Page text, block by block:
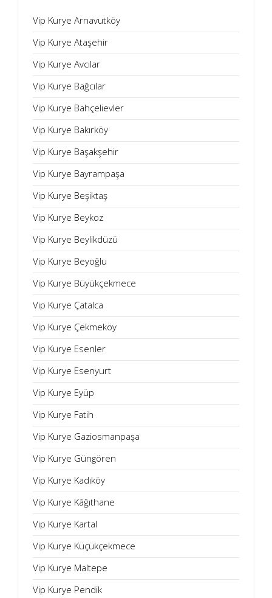
Vip Kurye Arnavutköy
Vip Kurye Ataşehir
Vip Kurye Avcılar
Vip Kurye Bağcılar
Vip Kurye Bahçelievler
Vip Kurye Bakırköy
Vip Kurye Başakşehir
Vip Kurye Bayrampaşa
Vip Kurye Beşiktaş
Vip Kurye Beykoz
Vip Kurye Beylikdüzü
Vip Kurye Beyoğlu
Vip Kurye Büyükçekmece
Vip Kurye Çatalca
Vip Kurye Çekmeköy
Vip Kurye Esenler
Vip Kurye Esenyurt
Vip Kurye Eyüp
Vip Kurye Fatih
Vip Kurye Gaziosmanpaşa
Vip Kurye Güngören
Vip Kurye Kadıköy
Vip Kurye Kâğıthane
Vip Kurye Kartal
Vip Kurye Küçükçekmece
Vip Kurye Maltepe
Vip Kurye Pendik